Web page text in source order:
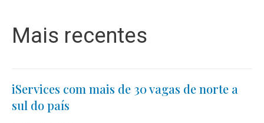
Mais recentes
iServices com mais de 30 vagas de norte a
sul do país